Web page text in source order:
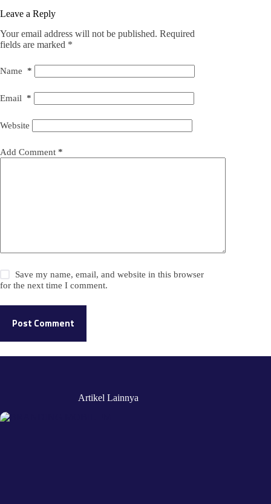
Leave a Reply
Your email address will not be published. Required
fields are marked *
Name *
Email *
Website
Add Comment *
Save my name, email, and website in this browser
for the next time I comment.
Post Comment
Artikel Lainnya